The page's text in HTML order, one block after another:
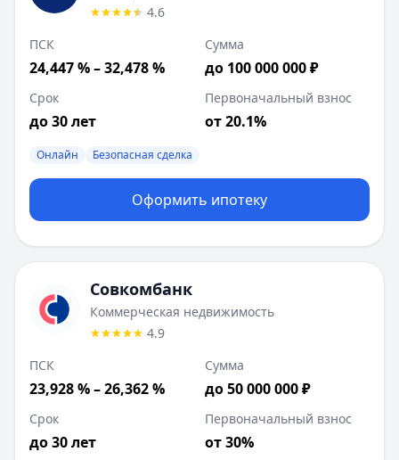
4.6
ПСК
24,447 % – 32,478 %
Сумма
до 100 000 000 ₽
Срок
до 30 лет
Первоначальный взнос
от 20.1%
Онлайн Безопасная сделка
Оформить ипотеку
Совкомбанк
Коммерческая недвижимость
4.9
ПСК
23,928 % – 26,362 %
Сумма
до 50 000 000 ₽
Срок
до 30 лет
Первоначальный взнос
от 30%